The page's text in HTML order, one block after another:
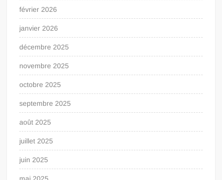
février 2026
janvier 2026
décembre 2025
novembre 2025
octobre 2025
septembre 2025
août 2025
juillet 2025
juin 2025
mai 2025